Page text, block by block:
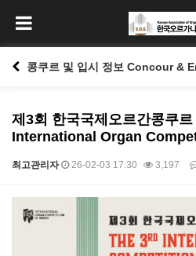
콩쿠르 및 입시 정보 Concour &
제3회 한국국제오르간콩쿠
International Organ
최고관리자 26-02-03 17:30 3,197